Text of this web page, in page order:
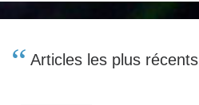
Articles les plus récents